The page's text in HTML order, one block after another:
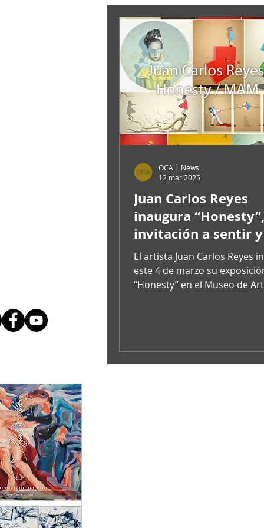
Juan Carlos Reyes
inaugura
invitación a sentir y
el arte desde el
El artista Juan Carlos Reyes
este 4 de marzo su
“Honesty” en el Museo de
OCA | News
12 mar 2025